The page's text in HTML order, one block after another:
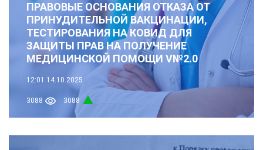
ПРАВОВЫЕ ОСНОВАНИЯ ОТКАЗА ОТ
ПРИНУДИТЕЛЬНОЙ ВАКЦИНАЦИИ,
ТЕСТИРОВАНИЯ НА КОВИД ДЛЯ
ЗАЩИТЫ ПРАВ НА ПОЛУЧЕНИЕ
МЕДИЦИНСКОЙ ПОМОЩИ V№2.0
12:01 14.10.2025
3088 3088